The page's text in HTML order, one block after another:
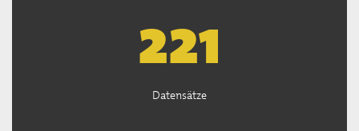
222
Datensätze